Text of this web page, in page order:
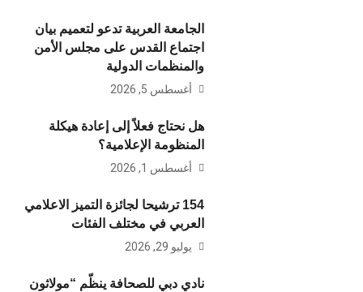
الجامعة العربية تدعو لتعميم بيان
اجتماع القدس على مجلس الأمن
والمنظمات الدولية
أغسطس 5, 2026
هل نحتاج فعلاً إلى إعادة هيكلة
المنظومة الإعلامية؟
أغسطس 1, 2026
154 ترشيحا لجائزة التميز الاعلامي
العربي في مختلف الفئات
يوليو 29, 2026
نادي دبي للصحافة ينظّم “مولاثون